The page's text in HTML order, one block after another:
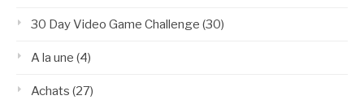
30 Day Video Game Challenge (30)
A la une (4)
Achats (27)